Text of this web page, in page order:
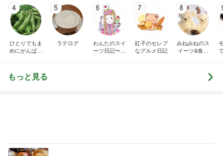
4
ひとりでもま
めにがんばる
5
ラテログ
6
わんたのスイ
ーツ日記〜小
7
紅子のセレブ
なグルメ日記
8
みねみねのス
イーツ&食パ
もっと見る